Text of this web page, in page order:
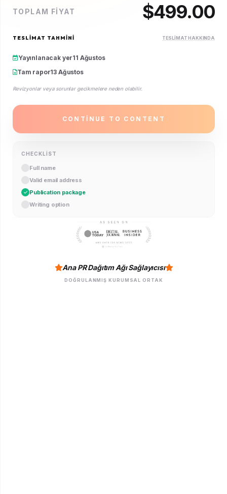
TOPLAM FIYAT $499.00
TESLIMAT TAHMINI TESLIMAT HAKKINDA
Yayınlanacak yer11 Ağustos
Tam rapor13 Ağustos
Revizyonlar veya sorunlar gecikmelere neden olabilir.
CONTINUE TO CONTENT
CHECKLIST
Full name
Valid email address
Publication package
Writing option
Ana PR Dağıtım Ağı Sağlayıcısı
DOĞRULANMIŞ KURUMSAL ORTAK